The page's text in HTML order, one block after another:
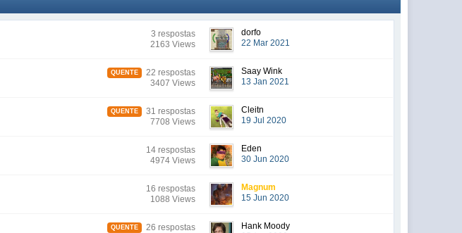
3 respostas
2163 Views
dorfo
22 Mar 2021
QUENTE
22 respostas
3407 Views
Saay Wink
13 Jan 2021
QUENTE
31 respostas
7708 Views
Cleitn
19 Jul 2020
14 respostas
4974 Views
Eden
30 Jun 2020
16 respostas
1088 Views
Magnum
15 Jun 2020
QUENTE
26 respostas
Hank Moody